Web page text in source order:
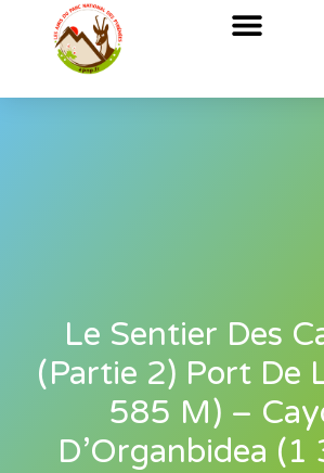
Le Sentier Des
(partie 2) Port De
585 M) –
D’Organbidea